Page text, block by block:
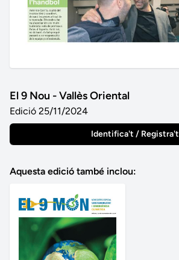
El 9 Nou - Vallès Oriental
Edició 25/11/2024
Identifica't / Registra't
Aquesta edició també inclou: